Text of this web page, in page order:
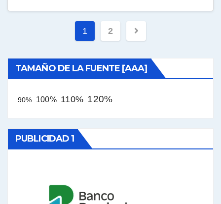
Paginación
entradas
1 2
TAMAÑO DE LA FUENTE [AAA]
90% 100% 110% 120%
PUBLICIDAD 1